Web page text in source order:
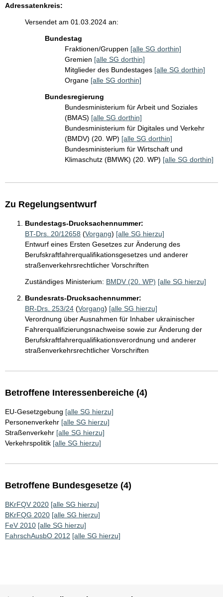
Adressatenkreis:
Versendet am 01.03.2024 an:
Bundestag
Fraktionen/Gruppen [alle SG dorthin]
Gremien [alle SG dorthin]
Mitglieder des Bundestages [alle SG dorthin]
Organe [alle SG dorthin]
Bundesregierung
Bundesministerium für Arbeit und Soziales
(BMAS) [alle SG dorthin]
Bundesministerium für Digitales und Verkehr
(BMDV) (20. WP) [alle SG dorthin]
Bundesministerium für Wirtschaft und
Klimaschutz (BMWK) (20. WP) [alle SG dorthin]
Zu Regelungsentwurf
Bundestags-Drucksachennummer:
BT-Drs. 20/12658 (Vorgang) [alle SG hierzu]
Entwurf eines Ersten Gesetzes zur Änderung des
Berufskraftfahrerqualifikationsgesetzes und anderer
straßenverkehrsrechtlicher Vorschriften
Zuständiges Ministerium: BMDV (20. WP) [alle SG hierzu]
Bundesrats-Drucksachennummer:
BR-Drs. 253/24 (Vorgang) [alle SG hierzu]
Verordnung über Ausnahmen für Inhaber ukrainischer
Fahrerqualifizierungsnachweise sowie zur Änderung der
Berufskraftfahrerqualifikationsverordnung und anderer
straßenverkehrsrechtlicher Vorschriften
Betroffene Interessenbereiche (4)
EU-Gesetzgebung [alle SG hierzu]
Personenverkehr [alle SG hierzu]
Straßenverkehr [alle SG hierzu]
Verkehrspolitik [alle SG hierzu]
Betroffene Bundesgesetze (4)
BKrFQV 2020 [alle SG hierzu]
BKrFQG 2020 [alle SG hierzu]
FeV 2010 [alle SG hierzu]
FahrschAusbO 2012 [alle SG hierzu]